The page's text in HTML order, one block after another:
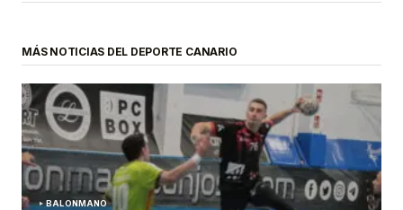
MÁS NOTICIAS DEL DEPORTE CANARIO
BALONMANO